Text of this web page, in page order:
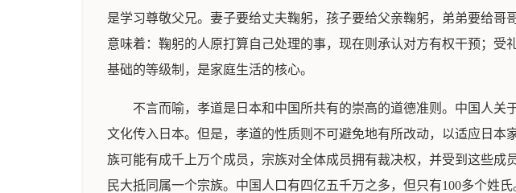
是学习尊敬父兄。妻子要给丈夫鞠躬，孩子要给父亲鞠躬，弟弟要给
意味着：鞠躬的人原打算自己处理的事，现在则承认对方有权干预；
基础的等级制，是家庭生活的核心。
不言而喻，孝道是日本和中国所共有的崇高的道德准则。中国人
文化传入日本。但是，孝道的性质则不可避免地有所改动，以适应日
族可能有成千上万个成员，宗族对全体成员拥有裁决权，并受到这些
民大抵同属一个宗族。中国人口有四亿五千万之多，但只有100多个姓